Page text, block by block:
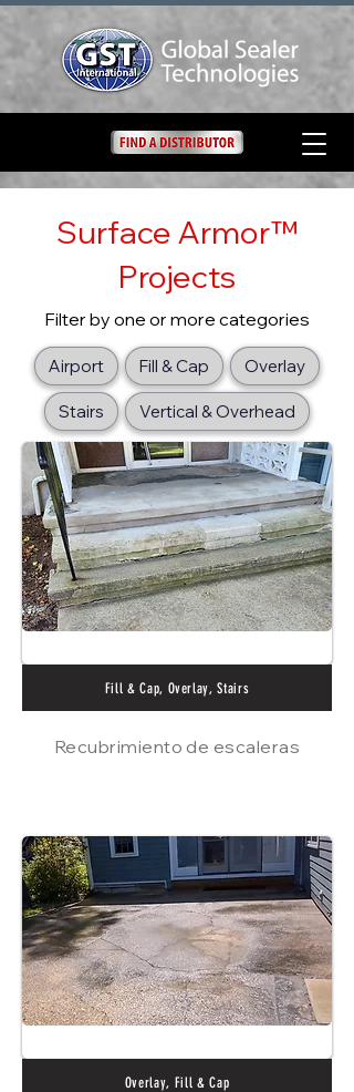
Surface Armor™
Projects
Filter by one or more categories
Airport Fill & Cap Overlay
Stairs Vertical & Overhead
Fill & Cap, Overlay, Stairs
Recubrimiento de escaleras
Overlay, Fill & Cap